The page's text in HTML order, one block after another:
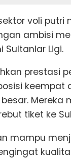
voli putri
ambisi
Sultanlar Ligi.
prestasi
keempat
Mereka
tiket ke
mampu